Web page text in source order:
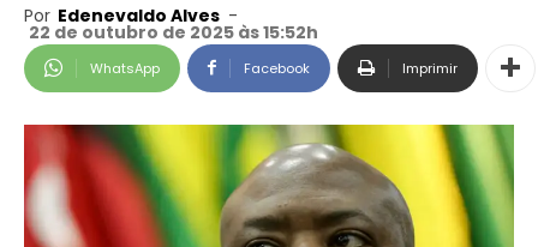
Por Edenevaldo Alves -
22 de outubro de 2025 às 15:52h
WhatsApp Facebook Imprimir